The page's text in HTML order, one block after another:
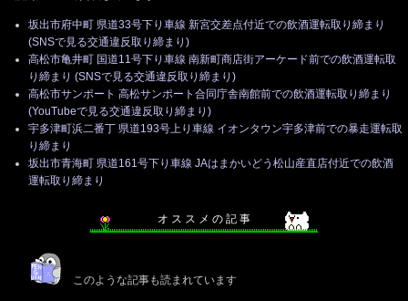
坂出市府中町 県道33号下り車線 新宮交差点付近での飲酒運転取り締まり
(SNSで見る交通違反取り締まり)
高松市亀井町 国道11号下り車線 南新町商店街アーケード前での飲酒運転取
り締まり (SNSで見る交通違反取り締まり)
高松市サンポート 高松サンポート合同庁舎南館前での飲酒運転取り締まり
(YouTubeで見る交通違反取り締まり)
宇多津町浜二番丁 県道193号上り車線 イオンタウン宇多津前での暴走運転取
り締まり
坂出市青海町 県道161号下り車線 JAはまかいどう松山産直店付近での飲酒
運転取り締まり
オ ス ス メ の 記 事
このような記事も読まれています